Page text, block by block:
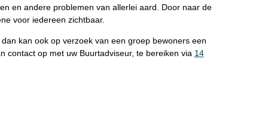
en andere problemen van allerlei aard. Door naar de
voor iedereen zichtbaar.
kan ook op verzoek van een groep bewoners een
contact op met uw Buurtadviseur, te bereiken via 14